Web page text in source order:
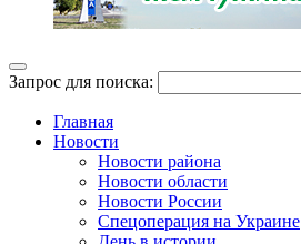
Запрос для поиска:
Главная
Новости
Новости района
Новости области
Новости России
Спецоперация на Украине